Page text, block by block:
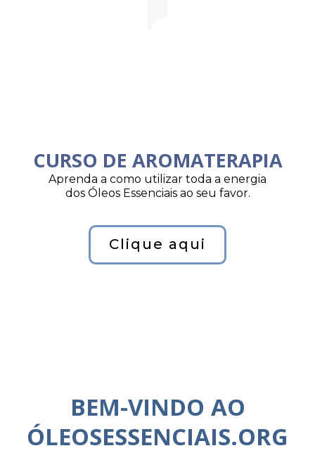
CURSO DE AROMATERAPIA
Aprenda a como utilizar toda a energia
dos Óleos Essenciais ao seu favor.
Clique aqui
BEM-VINDO AO
ÓLEOSESSENCIAIS.ORG